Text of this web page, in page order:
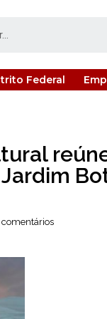
Federal
comentários